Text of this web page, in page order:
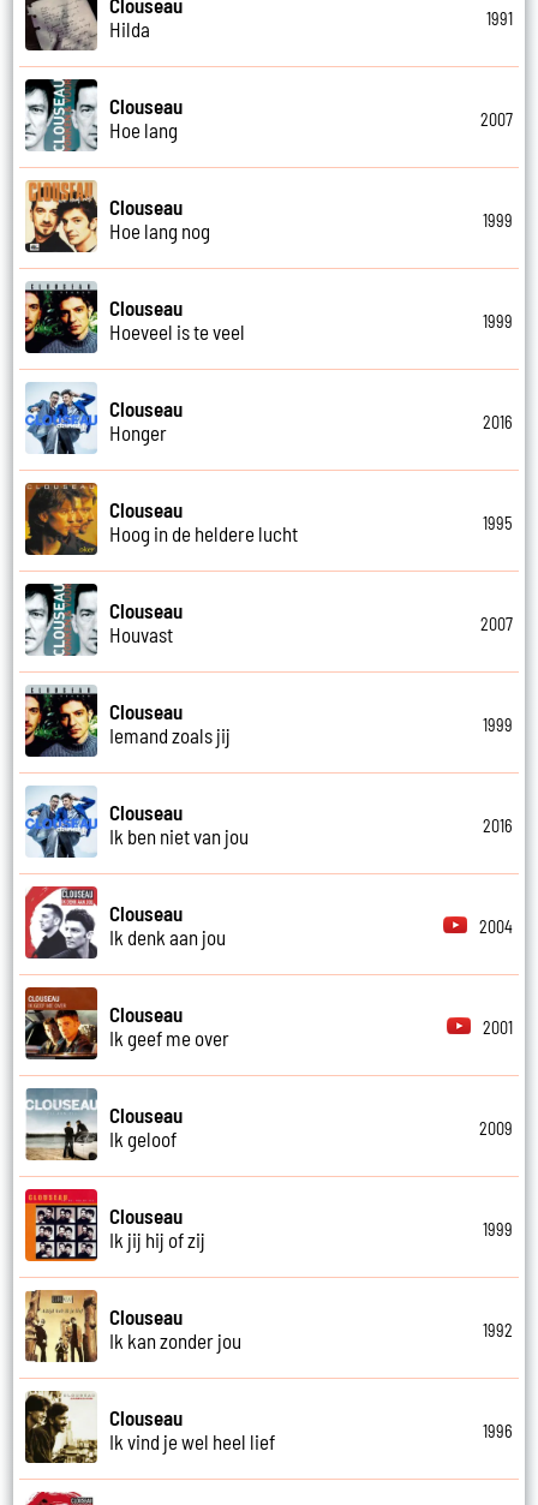
Hilda
1991
Clouseau
Hoe lang
2007
Clouseau
Hoe lang nog
1999
Clouseau
Hoeveel is te veel
1999
Clouseau
Honger
2016
Clouseau
Hoog in de heldere lucht
1995
Clouseau
Houvast
2007
Clouseau
Iemand zoals jij
1999
Clouseau
Ik ben niet van jou
2016
Clouseau
Ik denk aan jou
2004
Clouseau
Ik geef me over
2001
Clouseau
Ik geloof
2009
Clouseau
Ik jij hij of zij
1999
Clouseau
Ik kan zonder jou
1992
Clouseau
Ik vind je wel heel lief
1996